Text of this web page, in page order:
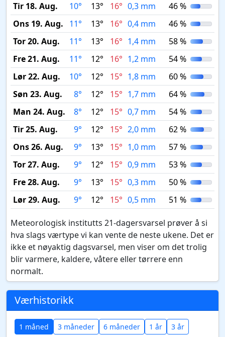
Tir 18. Aug. 10° 13° 16° 0,3 mm
46 %
Ons 19. Aug.
11° 13° 16° 0,4 mm
46 %
Tor 20. Aug.
11° 13° 16° 1,4 mm
58 %
Fre 21. Aug.
11° 12° 16° 1,2 mm
54 %
Lør 22. Aug.
10° 12° 15° 1,8 mm
60 %
Søn 23. Aug.
8° 12° 15° 1,7 mm
64 %
Man 24. Aug.
8° 12° 15° 0,7 mm
54 %
Tir 25. Aug.
9° 12° 15° 2,0 mm
62 %
Ons 26. Aug.
9° 13° 15° 1,0 mm
57 %
Tor 27. Aug.
9° 12° 15° 0,9 mm
53 %
Fre 28. Aug.
9° 13° 15° 0,3 mm
50 %
Lør 29. Aug.
9° 12° 15° 0,5 mm 51 %
Meteorologisk institutts 21-dagersvarsel prøver å si
hva slags værtype vi kan vente de neste ukene. Det er
ikke et nøyaktig dagsvarsel, men viser om det trolig
blir varmere, kaldere, våtere eller tørrere enn
normalt.
Værhistorikk
1 måned 3 måneder 6 måneder 1 år 3 år